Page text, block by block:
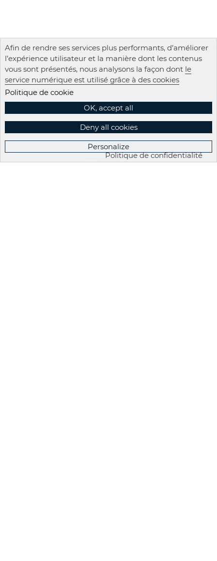
Afin de rendre ses services plus performants, d’améliorer
l’expérience utilisateur et la manière dont les contenus
vous sont présentés, nous analysons la façon dont le
service numérique est utilisé grâce à des cookies
OK, accept all
Deny all cookies
Personalize
Politique de cookie
Politique de confidentialité